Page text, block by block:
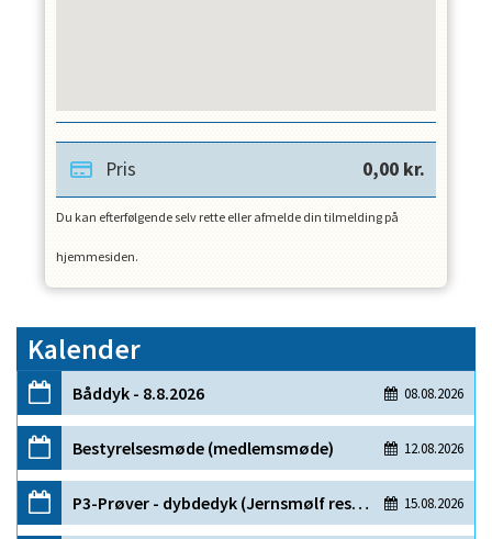
Pris 0,00 kr.
Du kan efterfølgende selv rette eller afmelde din tilmelding på
hjemmesiden.
Kalender